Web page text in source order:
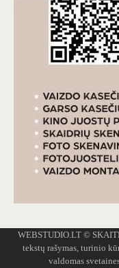
WEBSTUDIO.LT ©
tekstų rašymas, turinio
valdomas